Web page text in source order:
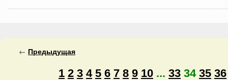
← Предыдущая
1 2 3 4 5 6 7 8 9 10 ... 33 34 35 36